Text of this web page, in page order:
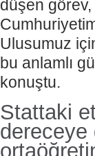
düşen
Ulusumuz
bu anlamlı
konuştu.
Stattaki
dereceye